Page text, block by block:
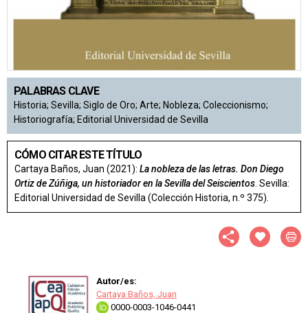
PALABRAS CLAVE
Historia; Sevilla; Siglo de Oro; Arte; Nobleza; Coleccionismo;
Historiografía; Editorial Universidad de Sevilla
CÓMO CITAR ESTE TÍTULO
Cartaya Baños, Juan (2021): La nobleza de las letras. Don Diego
Ortiz de Zúñiga, un historiador en la Sevilla del Seiscientos . Sevilla:
Editorial Universidad de Sevilla (Colección Historia, n.º 375).
Autor/es:
Cartaya Baños, Juan
0000-0003-1046-0441